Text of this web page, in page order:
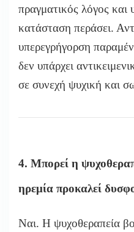
πραγματικός λόγος και
κατάσταση περάσει.
υπερεγρήγορση
δεν υπάρχει
σε συνεχή ψυχική και
4. Μπορεί η
ηρεμία προκαλεί
Ναι. Η ψυχοθεραπεία